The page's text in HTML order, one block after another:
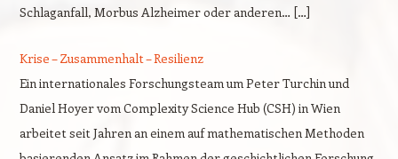
Schlaganfall, Morbus Alzheimer oder anderen… […]
Krise – Zusammenhalt – Resilienz
Ein internationales Forschungsteam um Peter Turchin und
Daniel Hoyer vom Complexity Science Hub (CSH) in Wien
arbeitet seit Jahren an einem auf mathematischen Methoden